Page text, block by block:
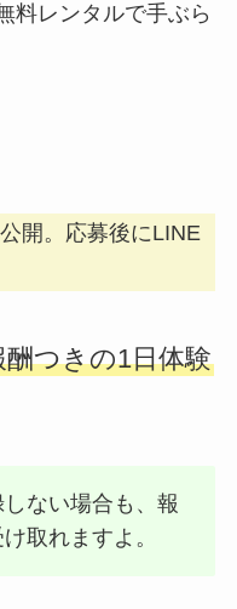
料レンタルで手ぶら
開。応募後にLINE
酬つきの1日体験
ない場合も、報
取れますよ。